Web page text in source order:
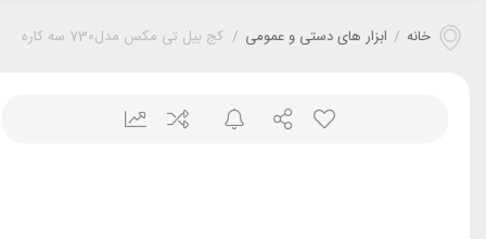
خانه / ابزار های دستی و عمومی / کج بیل تی مکس مدل730 سه کاره